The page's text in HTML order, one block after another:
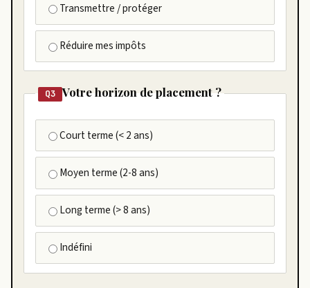
Transmettre / protéger
Réduire mes impôts
Q3 Votre horizon de placement ?
Court terme (< 2 ans)
Moyen terme (2-8 ans)
Long terme (> 8 ans)
Indéfini